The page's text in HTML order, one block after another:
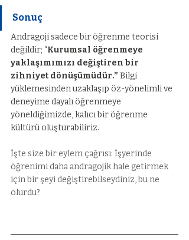
Sonuç
Andragoji sadece bir öğrenme teorisi
değildir; “Kurumsal öğrenmeye
yaklaşımımızı değiştiren bir
zihniyet dönüşümüdür.” Bilgi
yüklemesinden uzaklaşıp öz-yönelimli ve
deneyime dayalı öğrenmeye
yöneldiğimizde, kalıcı bir öğrenme
kültürü oluşturabiliriz.
İşte size bir eylem çağrısı: İşyerinde
öğrenimi daha andragojik hale getirmek
için bir şeyi değiştirebilseydiniz, bu ne
olurdu?